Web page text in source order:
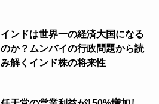
インドは世界一の経済大国になる
のか？ムンバイの行政問題から読
み解くインド株の将来性